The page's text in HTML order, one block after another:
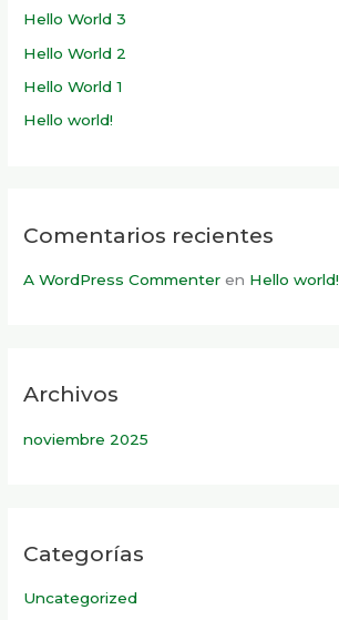
o
r
:
Hello World 3
Hello World 2
Hello World 1
Hello world!
Comentarios recientes
A WordPress Commenter en Hello world!
Archivos
noviembre 2025
Categorías
Uncategorized